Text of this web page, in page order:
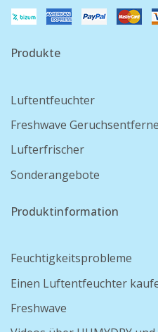
Produkte
Luftentfeuchter
Freshwave
Lufterfrischer
Sonderangebote
Produktinformation
Feuchtigkeitsprobleme
Einen Luftentfeuchter
Freshwave